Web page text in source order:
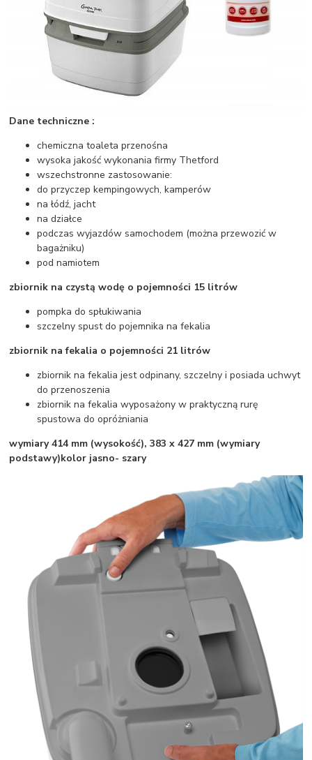
Dane techniczne :
chemiczna toaleta przenośna
wysoka jakość wykonania firmy Thetford
wszechstronne zastosowanie:
do przyczep kempingowych, kamperów
na łódź, jacht
na działce
podczas wyjazdów samochodem (można przewozić w
bagażniku)
pod namiotem
zbiornik na czystą wodę o pojemności 15 litrów
pompka do spłukiwania
szczelny spust do pojemnika na fekalia
zbiornik na fekalia o pojemności 21 litrów
zbiornik na fekalia jest odpinany, szczelny i posiada uchwyt
do przenoszenia
zbiornik na fekalia wyposażony w praktyczną rurę
spustowa do opróżniania
wymiary 414 mm (wysokość), 383 x 427 mm (wymiary
podstawy)kolor jasno- szary